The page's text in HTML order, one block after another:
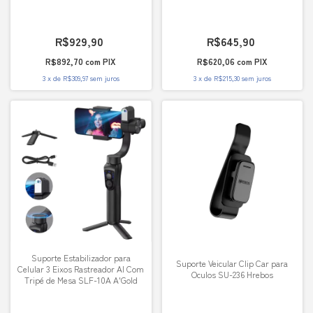
R$929,90
R$892,70com PIX
3 x de R$309,97 sem juros
R$645,90
R$620,06 com PIX
3 x de R$215,30 sem juros
Suporte Estabilizador para
Celular 3 Eixos Rastreador AI Com
Tripé de Mesa SLF-10A A'Gold
Suporte Veicular Clip Car para
Oculos SU-236 Hrebos